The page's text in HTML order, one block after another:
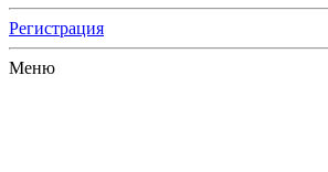
Регистрация
Меню